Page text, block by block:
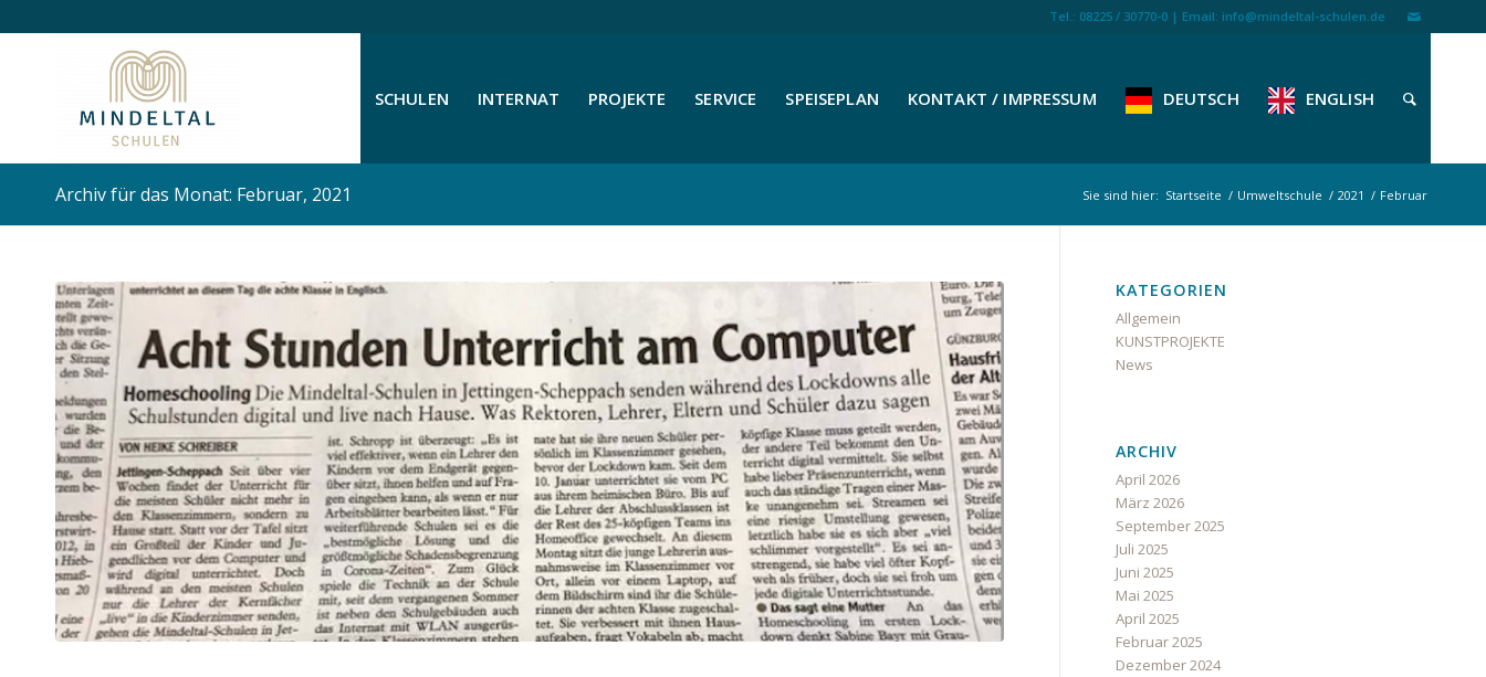
Tel.: 08225 / 30770-0 | Email: info@mindeltal-schulen.de
SCHULEN INTERNAT PROJEKTE SERVICE SPEISEPLAN KONTAKT / IMPRESSUM DEUTSCH ENGLISH
Archiv für das Monat: Februar, 2021 Sie sind hier: Startseite / Umweltschule / 2021 / Februar
KATEGORIEN
Allgemein
KUNSTPROJEKTE
News
ARCHIV
April 2026
März 2026
September 2025
Juli 2025
Juni 2025
Mai 2025
April 2025
Februar 2025
Dezember 2024